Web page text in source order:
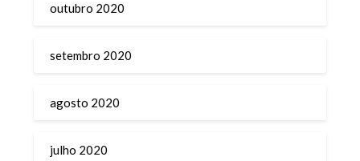
outubro 2020
setembro 2020
agosto 2020
julho 2020